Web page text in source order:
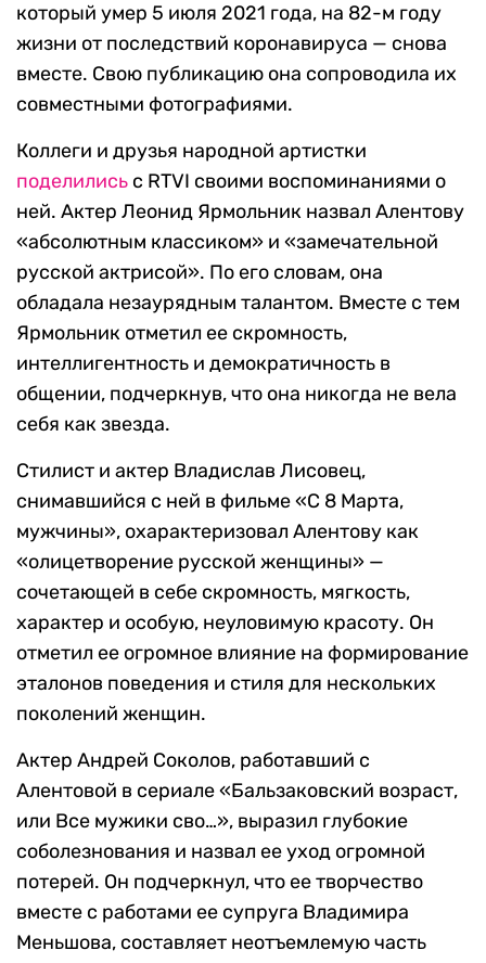
который умер 5 июля 2021 года, на 82-м году
жизни от последствий коронавируса — снова
вместе. Свою публикацию она сопроводила их
совместными фотографиями.
Коллеги и друзья народной артистки
поделились с RTVI своими воспоминаниями о
ней. Актер Леонид Ярмольник назвал Алентову
«абсолютным классиком» и «замечательной
русской актрисой». По его словам, она
обладала незаурядным талантом. Вместе с тем
Ярмольник отметил ее скромность,
интеллигентность и демократичность в
общении, подчеркнув, что она никогда не вела
себя как звезда.
Стилист и актер Владислав Лисовец,
снимавшийся с ней в фильме «С 8 Марта,
мужчины», охарактеризовал Алентову как
«олицетворение русской женщины» —
сочетающей в себе скромность, мягкость,
характер и особую, неуловимую красоту. Он
отметил ее огромное влияние на формирование
эталонов поведения и стиля для нескольких
поколений женщин.
Актер Андрей Соколов, работавший с
Алентовой в сериале «Бальзаковский возраст,
или Все мужики сво…», выразил глубокие
соболезнования и назвал ее уход огромной
потерей. Он подчеркнул, что ее творчество
вместе с работами ее супруга Владимира
Меньшова, составляет неотъемлемую часть